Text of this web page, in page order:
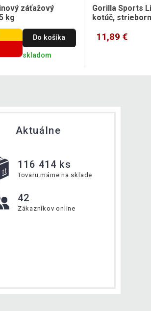
záťažový
kg
Do košíka
skladom
Gorilla Sports
kotúč,
11,89 €
Aktuálne
116 414 ks
Tovaru máme na sklade
42
Zákazníkov online